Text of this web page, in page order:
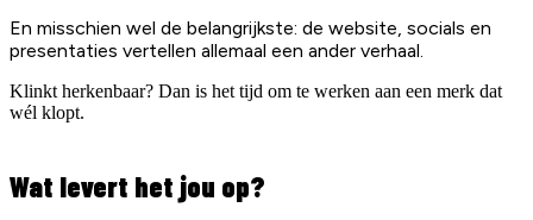
En misschien wel de belangrijkste: de website, socials en
presentaties vertellen allemaal een ander verhaal.
Klinkt herkenbaar? Dan is het tijd om te werken aan een merk dat
wél klopt.
Wat levert het jou op?